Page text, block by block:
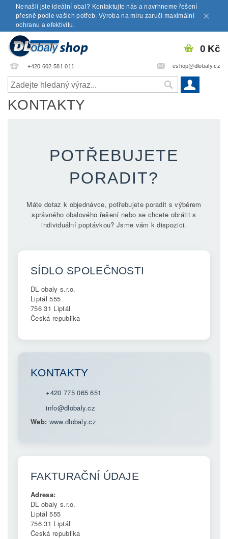
Nenašli jste ideální obal? Kontaktujte nás a navrhneme řešení
přesně podle vašich potřeb. Výroba na míru zaručí maximální
ochranu a efektivitu.
+420 602 581 011 eshop@dlobaly.cz
0 Kč
KONTAKTY
POTŘEBUJETE
PORADIT?
Máte dotaz k objednávce, potřebujete poradit s výběrem
správného obalového řešení nebo se chcete obrátit s
individuální poptávkou? Jsme vám k dispozici.
SÍDLO SPOLEČNOSTI
DL obaly s.r.o.
Liptál 555
756 31 Liptál
Česká republika
KONTAKTY
+420 775 065 651
info@dlobaly.cz
Web: www.dlobaly.cz
FAKTURAČNÍ ÚDAJE
Adresa:
DL obaly s.r.o.
Liptál 555
756 31 Liptál
Česká republika